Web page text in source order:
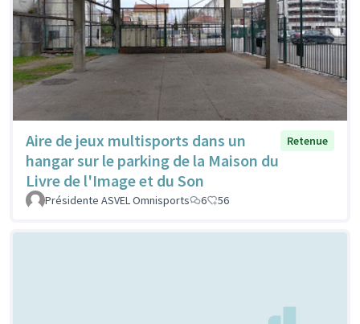
Aire de jeux multisports dans un
hangar sur le parking de la Maison du
Livre de l'Image et du Son
Retenue
Présidente ASVEL Omnisports 6 56